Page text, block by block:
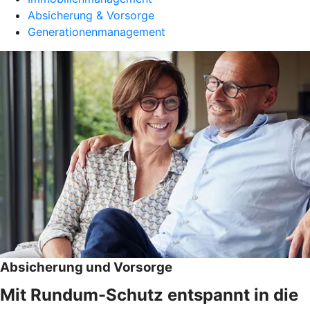
Absicherung & Vorsorge
Generationenmanagement
Absicherung und Vorsorge
Mit Rundum-Schutz entspannt in die